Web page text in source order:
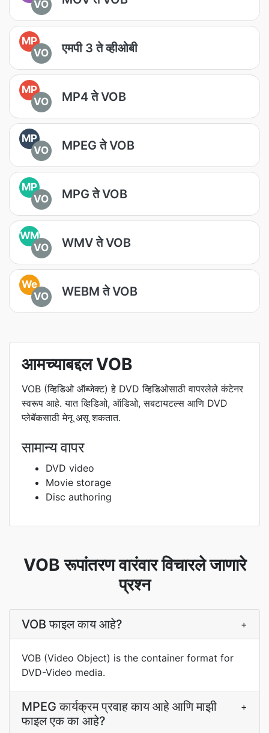
VO
MP
VO
एमपी 3 ते व्हीओबी
MP
VO
MP4 ते VOB
MP
VO
MPEG ते VOB
MP
VO
MPG ते VOB
WM
VO
WMV ते VOB
We
VO
WEBM ते VOB
आमच्याबद्दल VOB
VOB (व्हिडिओ ऑब्जेक्ट) हे DVD व्हिडिओसाठी वापरलेले कंटेनर
स्वरूप आहे. यात व्हिडिओ, ऑडिओ, सबटायटल्स आणि DVD
प्लेबॅकसाठी मेनू असू शकतात.
सामान्य वापर
DVD video
Movie storage
Disc authoring
VOB रूपांतरण वारंवार विचारले जाणारे
प्रश्न
VOB फाइल काय आहे? +
VOB (Video Object) is the container format for
DVD-Video media.
MPEG कार्यक्रम प्रवाह काय आहे आणि माझी
फाइल एक का आहे?
+